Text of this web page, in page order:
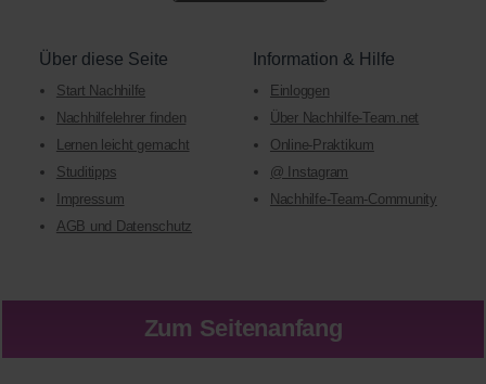
Über diese Seite
Start Nachhilfe
Nachhilfelehrer finden
Lernen leicht gemacht
Studitipps
Impressum
AGB und Datenschutz
Information & Hilfe
Einloggen
Über Nachhilfe-Team.net
Online-Praktikum
@ Instagram
Nachhilfe-Team-Community
Zum Seitenanfang